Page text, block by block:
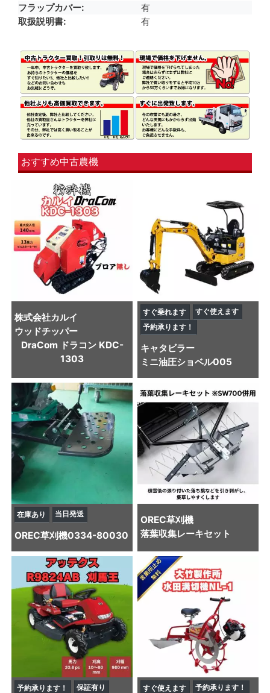
フラップカバー
有
取扱説明書
有
おすすめ中古農機
株式会社カルイ
ウッドチッパー
DraCom ドラコン KDC-
1303
すぐ乗れます
すぐ使えます
予約承ります！
キャタビラー
ミニ油圧ショベル005
在庫あり 当日発送
OREC草刈機0334-80030
OREC草刈機
落葉収集レーキセット
予約承ります！
保証有り
すぐ使えます
予約承ります！